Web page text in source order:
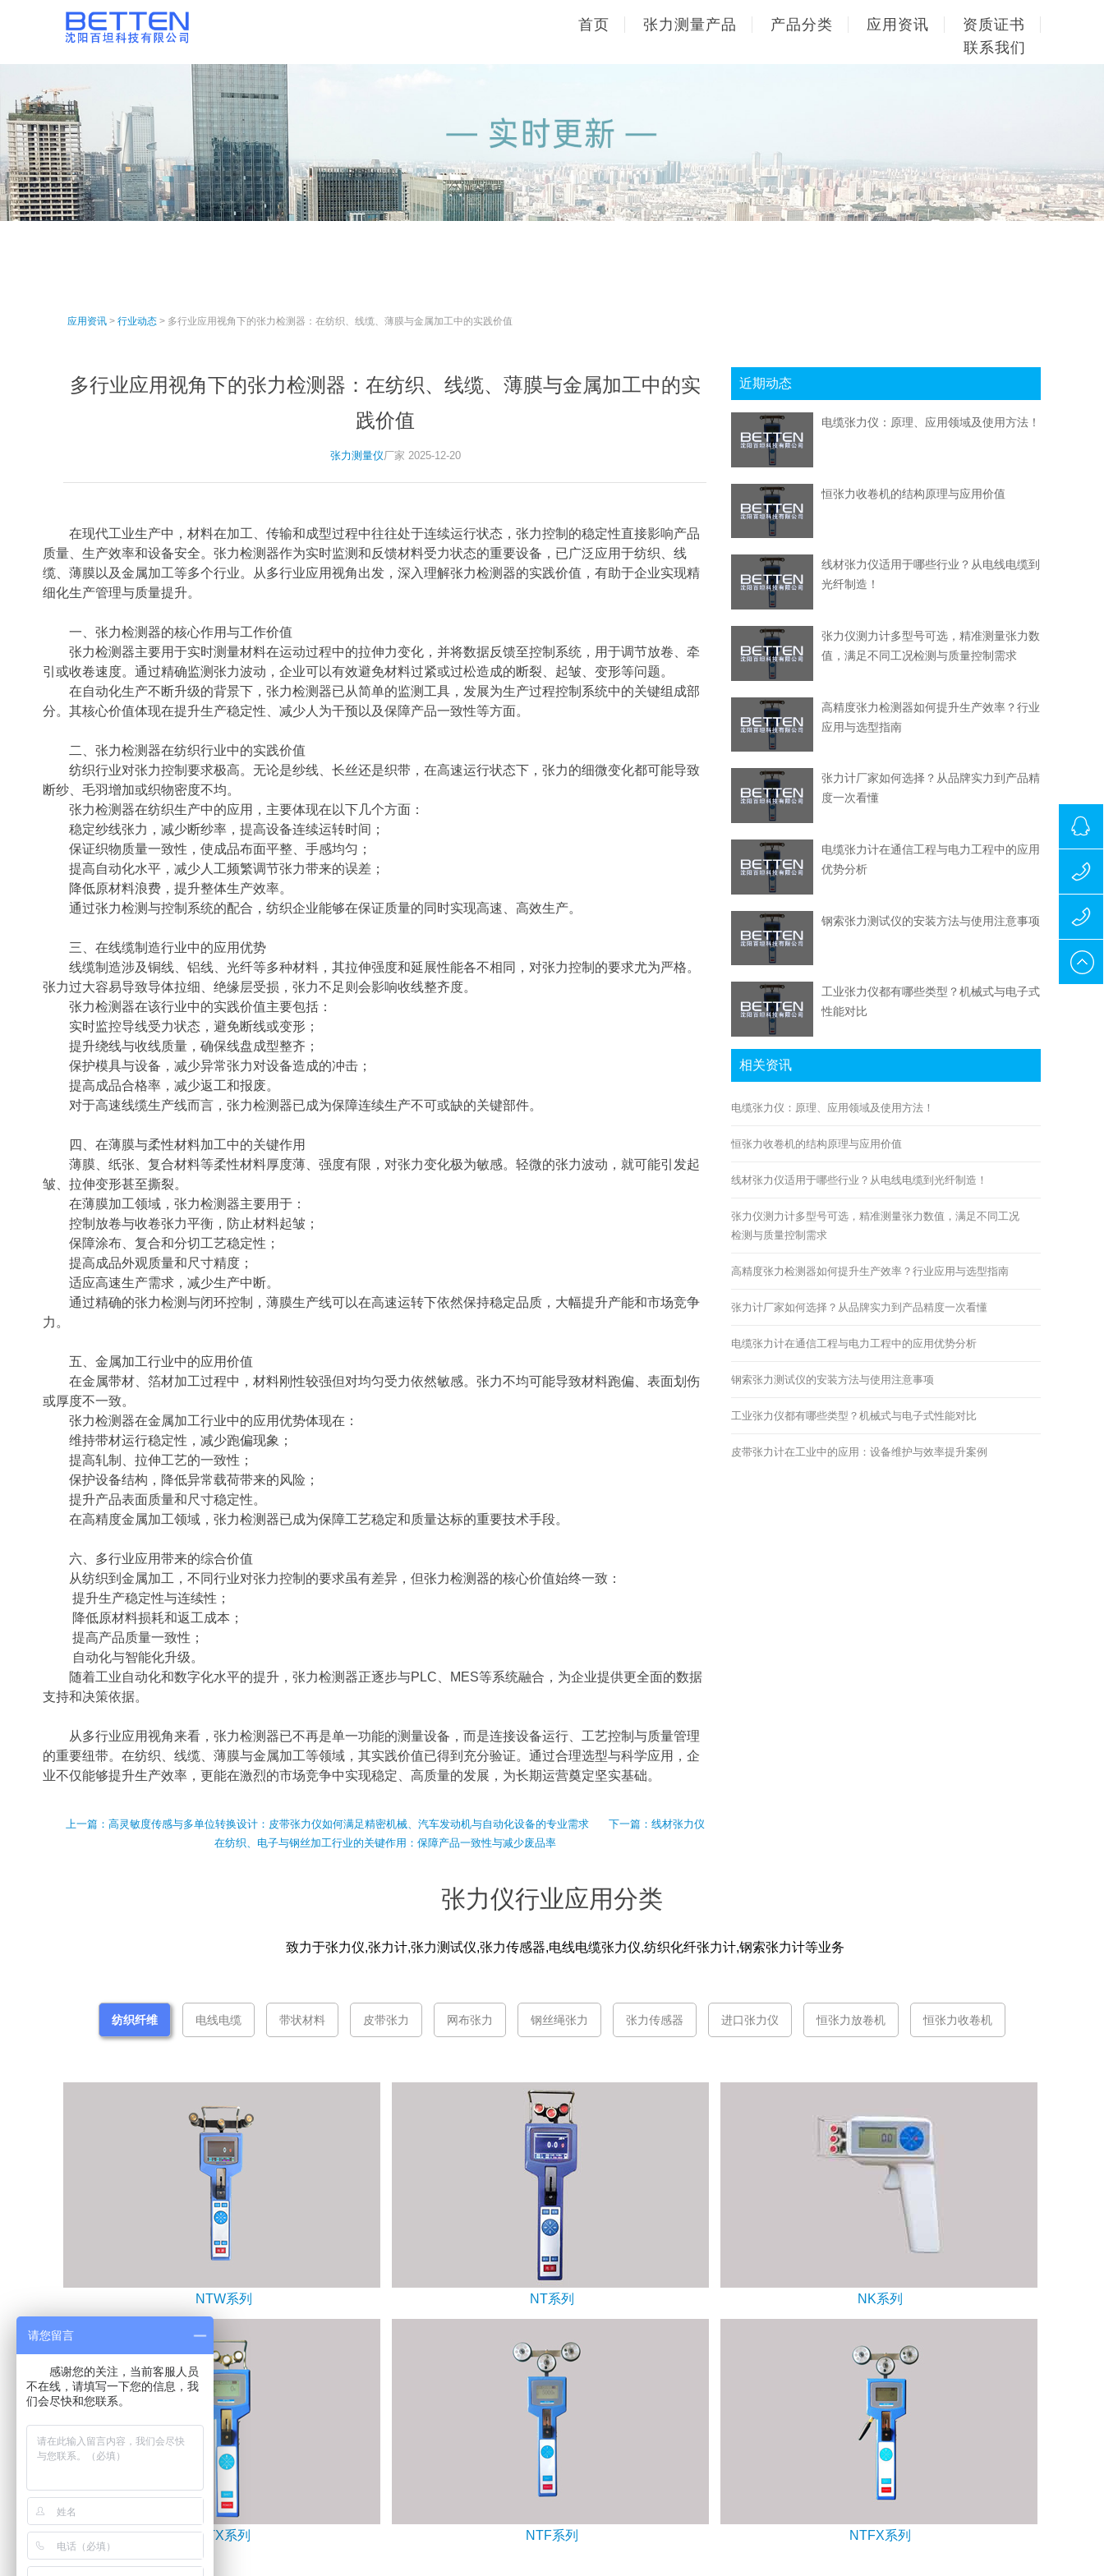
首页 张力测量产品 产品分类 应用资讯
资质证书
联系我们
应用资讯 >行业动态 > 多行业应用视角下的张力检测器：在纺织、线缆、薄膜与金属加工中的实践价值
多行业应用视角下的张力检测器：在纺织、线缆、薄膜与金属加工中的实
践价值
张力测量仪厂家 2025-12-20
在现代工业生产中，材料在加工、传输和成型过程中往往处于连续运行状态，张力控制的稳定性直接影响产品
质量、生产效率和设备安全。张力检测器作为实时监测和反馈材料受力状态的重要设备，已广泛应用于纺织、线
缆、薄膜以及金属加工等多个行业。从多行业应用视角出发，深入理解张力检测器的实践价值，有助于企业实现精
细化生产管理与质量提升。
一、张力检测器的核心作用与工作价值
张力检测器主要用于实时测量材料在运动过程中的拉伸力变化，并将数据反馈至控制系统，用于调节放卷、牵
引或收卷速度。通过精确监测张力波动，企业可以有效避免材料过紧或过松造成的断裂、起皱、变形等问题。
在自动化生产不断升级的背景下，张力检测器已从简单的监测工具，发展为生产过程控制系统中的关键组成部
分。其核心价值体现在提升生产稳定性、减少人为干预以及保障产品一致性等方面。
二、张力检测器在纺织行业中的实践价值
纺织行业对张力控制要求极高。无论是纱线、长丝还是织带，在高速运行状态下，张力的细微变化都可能导致
断纱、毛羽增加或织物密度不均。
张力检测器在纺织生产中的应用，主要体现在以下几个方面：
稳定纱线张力，减少断纱率，提高设备连续运转时间；
保证织物质量一致性，使成品布面平整、手感均匀；
提高自动化水平，减少人工频繁调节张力带来的误差；
降低原材料浪费，提升整体生产效率。
通过张力检测与控制系统的配合，纺织企业能够在保证质量的同时实现高速、高效生产。
三、在线缆制造行业中的应用优势
线缆制造涉及铜线、铝线、光纤等多种材料，其拉伸强度和延展性能各不相同，对张力控制的要求尤为严格。
张力过大容易导致导体拉细、绝缘层受损，张力不足则会影响收线整齐度。
张力检测器在该行业中的实践价值主要包括：
实时监控导线受力状态，避免断线或变形；
提升绕线与收线质量，确保线盘成型整齐；
保护模具与设备，减少异常张力对设备造成的冲击；
提高成品合格率，减少返工和报废。
对于高速线缆生产线而言，张力检测器已成为保障连续生产不可或缺的关键部件。
四、在薄膜与柔性材料加工中的关键作用
薄膜、纸张、复合材料等柔性材料厚度薄、强度有限，对张力变化极为敏感。轻微的张力波动，就可能引发起
皱、拉伸变形甚至撕裂。
在薄膜加工领域，张力检测器主要用于：
控制放卷与收卷张力平衡，防止材料起皱；
保障涂布、复合和分切工艺稳定性；
提高成品外观质量和尺寸精度；
适应高速生产需求，减少生产中断。
通过精确的张力检测与闭环控制，薄膜生产线可以在高速运转下依然保持稳定品质，大幅提升产能和市场竞争
力。
五、金属加工行业中的应用价值
在金属带材、箔材加工过程中，材料刚性较强但对均匀受力依然敏感。张力不均可能导致材料跑偏、表面划伤
或厚度不一致。
张力检测器在金属加工行业中的应用优势体现在：
维持带材运行稳定性，减少跑偏现象；
提高轧制、拉伸工艺的一致性；
保护设备结构，降低异常载荷带来的风险；
提升产品表面质量和尺寸稳定性。
在高精度金属加工领域，张力检测器已成为保障工艺稳定和质量达标的重要技术手段。
六、多行业应用带来的综合价值
从纺织到金属加工，不同行业对张力控制的要求虽有差异，但张力检测器的核心价值始终一致：
提升生产稳定性与连续性；
降低原材料损耗和返工成本；
提高产品质量一致性；
自动化与智能化升级。
随着工业自动化和数字化水平的提升，张力检测器正逐步与PLC、MES等系统融合，为企业提供更全面的数据
支持和决策依据。
从多行业应用视角来看，张力检测器已不再是单一功能的测量设备，而是连接设备运行、工艺控制与质量管理
的重要纽带。在纺织、线缆、薄膜与金属加工等领域，其实践价值已得到充分验证。通过合理选型与科学应用，企
业不仅能够提升生产效率，更能在激烈的市场竞争中实现稳定、高质量的发展，为长期运营奠定坚实基础。
上一篇： 高灵敏度传感与多单位转换设计：皮带张力仪如何满足精密机械、汽车发动机与自动化设备的专业需求 下一篇： 线材张力仪
在纺织、电子与钢丝加工行业的关键作用：保障产品一致性与减少废品率
近期动态
电缆张力仪：原理、应用领域及使用方法！
恒张力收卷机的结构原理与应用价值
线材张力仪适用于哪些行业？从电线电缆到
光纤制造！
张力仪测力计多型号可选，精准测量张力数
值，满足不同工况检测与质量控制需求
高精度张力检测器如何提升生产效率？行业
应用与选型指南
张力计厂家如何选择？从品牌实力到产品精
度一次看懂
电缆张力计在通信工程与电力工程中的应用
优势分析
钢索张力测试仪的安装方法与使用注意事项
工业张力仪都有哪些类型？机械式与电子式
性能对比
相关资讯
电缆张力仪：原理、应用领域及使用方法！
恒张力收卷机的结构原理与应用价值
线材张力仪适用于哪些行业？从电线电缆到光纤制造！
张力仪测力计多型号可选，精准测量张力数值，满足不同工况
检测与质量控制需求
高精度张力检测器如何提升生产效率？行业应用与选型指南
张力计厂家如何选择？从品牌实力到产品精度一次看懂
电缆张力计在通信工程与电力工程中的应用优势分析
钢索张力测试仪的安装方法与使用注意事项
工业张力仪都有哪些类型？机械式与电子式性能对比
皮带张力计在工业中的应用：设备维护与效率提升案例
张力仪行业应用分类
致力于张力仪,张力计,张力测试仪,张力传感器,电线电缆张力仪,纺织化纤张力计,钢索张力计等业务
纺织纤维 电线电缆 带状材料 皮带张力 网布张力 钢丝绳张力 张力传感器 进口张力仪 恒张力放卷机 恒张力收卷机
NTW系列 NT系列 NK系列
NTX系列 NTF系列 NTFX系列
3233149
024-
请您留言
感谢您的关注，当前客服人员
不在线，请填写一下您的信息，我
们会尽快和您联系。